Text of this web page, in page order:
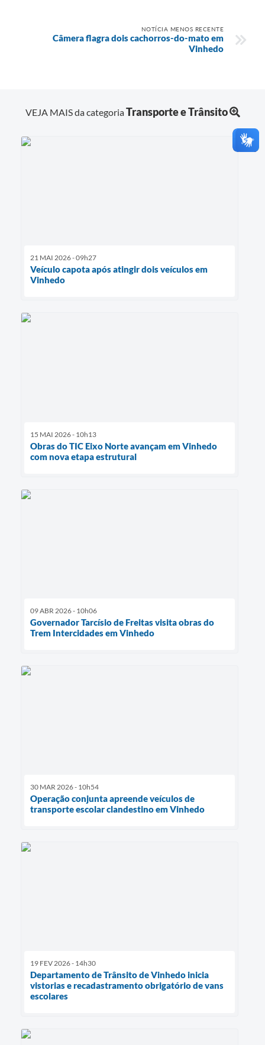
NOTÍCIA MENOS RECENTE
Câmera flagra dois cachorros-do-mato em
Vinhedo
VEJA MAIS da categoriaTransporte e Trânsito
21 MAI 2026 - 09h27
Veículo capota após atingir dois veículos em
Vinhedo
15 MAI 2026 - 10h13
Obras do TIC Eixo Norte avançam em Vinhedo
com nova etapa estrutural
09 ABR 2026 - 10h06
Governador Tarcísio de Freitas visita obras do
Trem Intercidades em Vinhedo
30 MAR 2026 - 10h54
Operação conjunta apreende veículos de
transporte escolar clandestino em Vinhedo
19 FEV 2026 - 14h30
Departamento de Trânsito de Vinhedo inicia
vistorias e recadastramento obrigatório de vans
escolares